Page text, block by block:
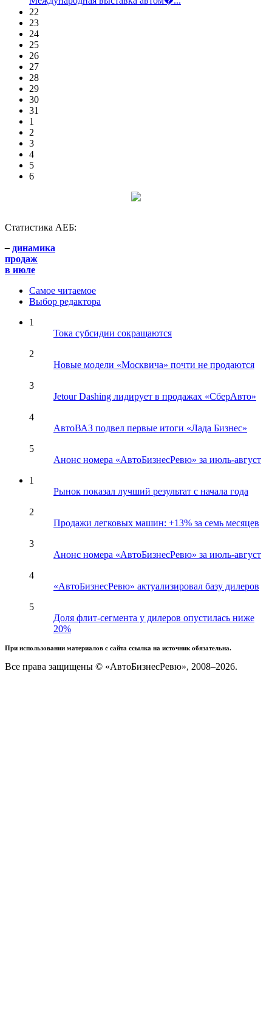
22
23
24
25
26
27
28
29
30
31
1
2
3
4
5
6
Статистика АЕБ:
– динамика
продаж
в июле
Самое читаемое
Выбор редактора
1
Тока субсидии сокращаются
2
Новые модели «Москвича» почти не продаются
3
Jetour Dashing лидирует в продажах «СберАвто»
4
АвтоВАЗ подвел первые итоги «Лада Бизнес»
5
Анонс номера «АвтоБизнесРевю» за июль-август
1
Рынок показал лучший результат с начала года
2
Продажи легковых машин: +13% за семь месяцев
3
Анонс номера «АвтоБизнесРевю» за июль-август
4
«АвтоБизнесРевю» актуализировал базу дилеров
5
Доля флит-сегмента у дилеров опустилась ниже
20%
При использовании материалов с сайта ссылка на источник обязательна.
Все права защищены © «АвтоБизнесРевю», 2008–2026.